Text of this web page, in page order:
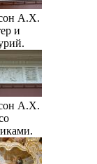
А.Х.
и
XIX в.
А.Х.
XIX в.